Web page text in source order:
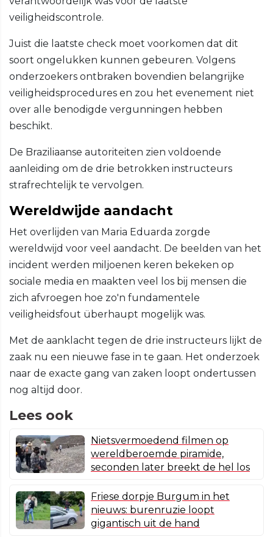
veiligheidscontrole.
Juist die laatste check moet voorkomen dat dit
soort ongelukken kunnen gebeuren. Volgens
onderzoekers ontbraken bovendien belangrijke
veiligheidsprocedures en zou het evenement niet
over alle benodigde vergunningen hebben
beschikt.
De Braziliaanse autoriteiten zien voldoende
aanleiding om de drie betrokken instructeurs
strafrechtelijk te vervolgen.
Wereldwijde aandacht
Het overlijden van Maria Eduarda zorgde
wereldwijd voor veel aandacht. De beelden van het
incident werden miljoenen keren bekeken op
sociale media en maakten veel los bij mensen die
zich afvroegen hoe zo'n fundamentele
veiligheidsfout überhaupt mogelijk was.
Met de aanklacht tegen de drie instructeurs lijkt de
zaak nu een nieuwe fase in te gaan. Het onderzoek
naar de exacte gang van zaken loopt ondertussen
nog altijd door.
Lees ook
Nietsvermoedend filmen op
wereldberoemde piramide,
seconden later breekt de hel los
Friese dorpje Burgum in het
nieuws: burenruzie loopt
gigantisch uit de hand